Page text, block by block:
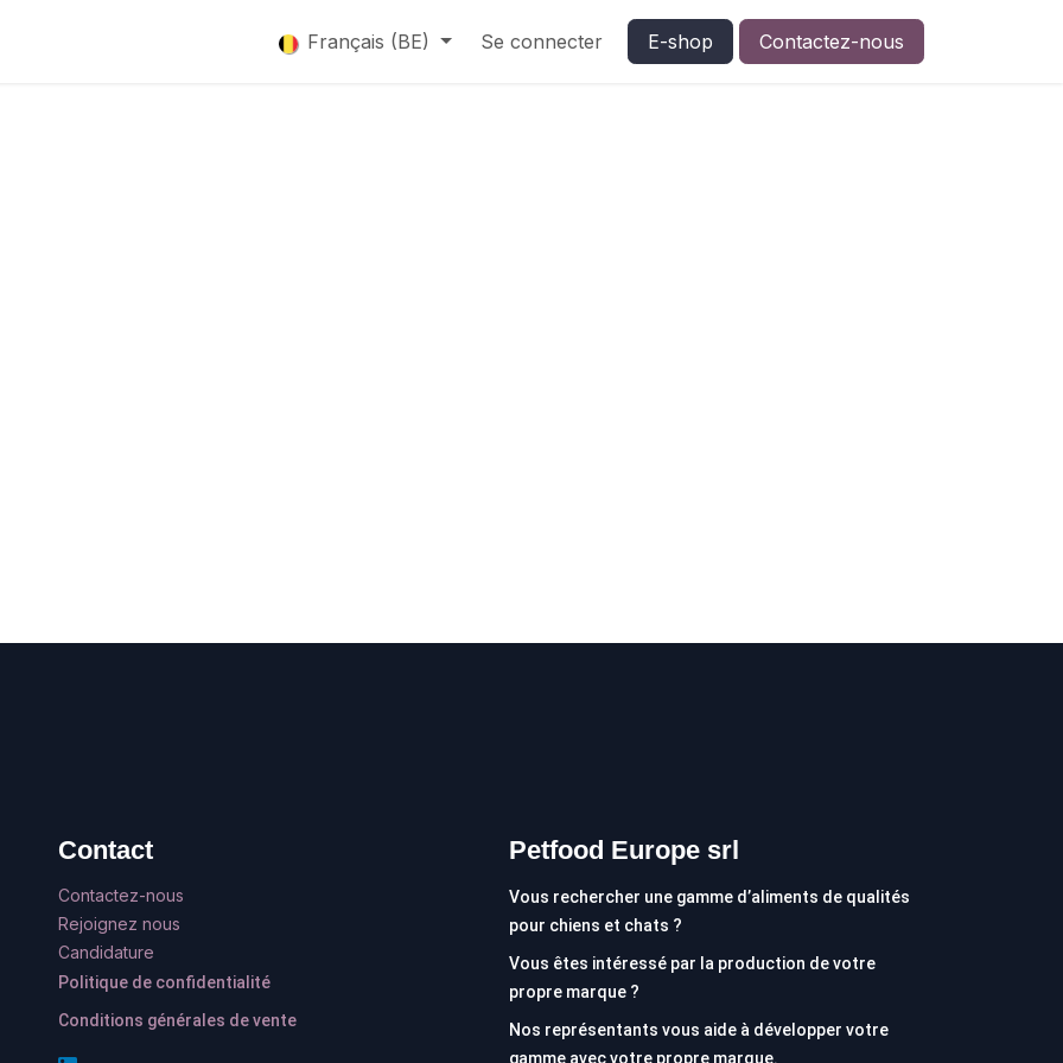
Français (BE) Se connecter E-shop Contactez-nous
Contact
Contactez-nous
Rejoignez nous
Candidature
Politique de confidentialité
Conditions générales de vente
Petfood Europe srl
Vous rechercher une gamme d’aliments de qualités
pour chiens et chats ?
Vous êtes intéressé par la production de votre
propre marque ?
Nos représentants vous aide à développer votre
gamme avec votre propre marque.